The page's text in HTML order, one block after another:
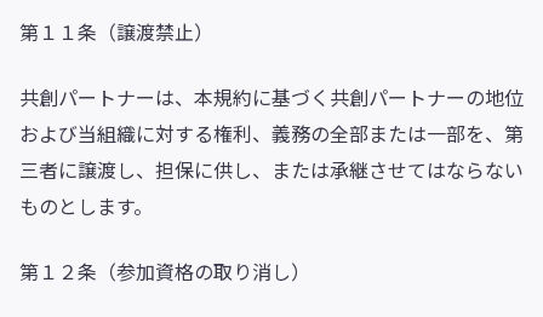
第１１条（譲渡禁止）
共創パートナーは、本規約に基づく共創パートナーの地位
および当組織に対する権利、義務の全部または一部を、第
三者に譲渡し、担保に供し、または承継させてはならない
ものとします。
第１２条（参加資格の取り消し）